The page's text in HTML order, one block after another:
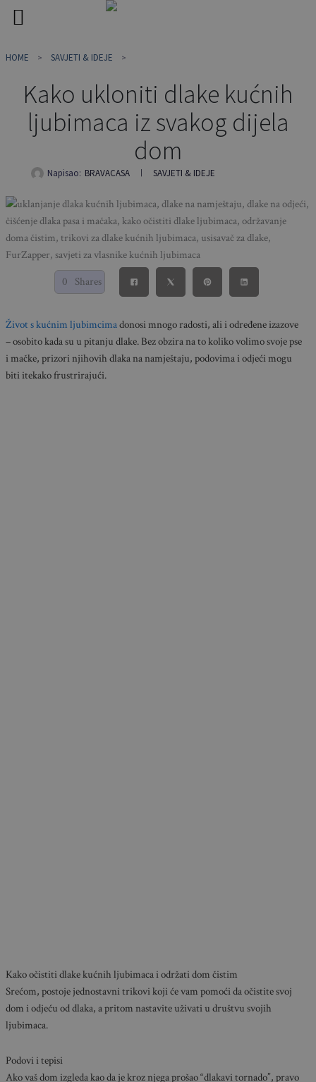
toHOME SAVJETI & IDEJE
Kako ukloniti dlake kućnih
ljubimaca iz svakog dijela
dom
Napisao: BRAVACASA SAVJETI & IDEJE
0 Shares
Život s kućnim ljubimcimadonosi mnogo radosti, ali i određene izazove
– osobito kada su u pitanju dlake. Bez obzira na to koliko volimo svoje pse
i mačke, prizori njihovih dlaka na namještaju, podovima i odjeći mogu
biti itekako frustrirajući.
Kako očistiti dlake kućnih ljubimaca i održati dom čistim
Srećom, postoje jednostavni trikovi koji će vam pomoći da očistite svoj
dom i odjeću od dlaka, a pritom nastavite uživati u društvu svojih
ljubimaca.
Podovi i tepisi
Ako vaš dom izgleda kao da je kroz njega prošao “dlakavi tornado”, pravo